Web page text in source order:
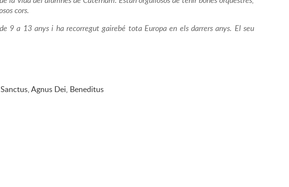
cors.
9 a 13 anys i ha recorregut gairebé tota Europa en els darrers anys. El seu
Agnus Dei, Beneditus